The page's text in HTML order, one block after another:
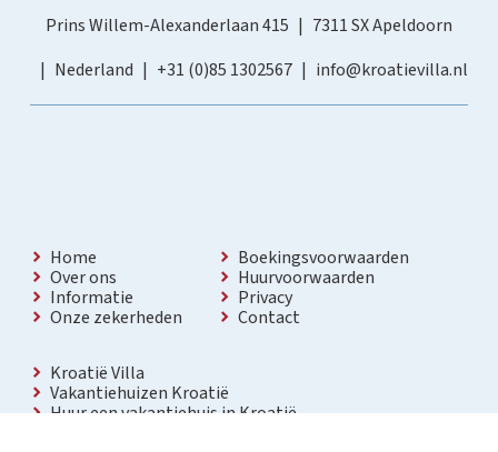
Prins Willem-Alexanderlaan 415
7311 SX Apeldoorn
Nederland
+31 (0)85 1302567 info@kroatievilla.nl
Home
Over ons
Informatie
Onze zekerheden
Boekingsvoorwaarden
Huurvoorwaarden
Privacy
Contact
Kroatië Villa
Vakantiehuizen Kroatië
Huur een vakantiehuis in Kroatië